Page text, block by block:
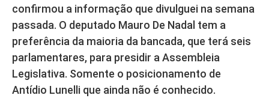
confirmou a informação que divulguei na semana
passada. O deputado Mauro De Nadal tem a
preferência da maioria da bancada, que terá seis
parlamentares, para presidir a Assembleia
Legislativa. Somente o posicionamento de
Antídio Lunelli que ainda não é conhecido.